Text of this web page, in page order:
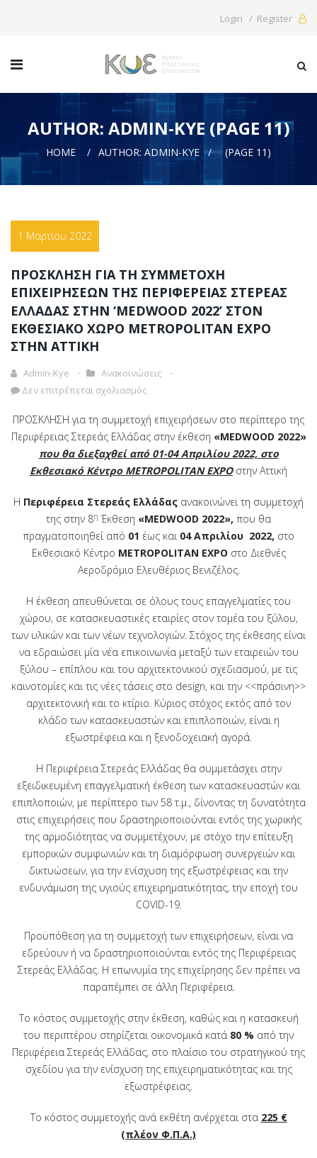
Login / Register
AUTHOR: ADMIN-KYE (PAGE 11)
HOME AUTHOR: ADMIN-KYE (PAGE 11)
1 Μαρτίου 2022
ΠΡΟΣΚΛΗΣΗ ΓΙΑ ΤΗ ΣΥΜΜΕΤΟΧΗ
ΕΠΙΧΕΙΡΗΣΕΩΝ ΤΗΣ ΠΕΡΙΦΕΡΕΙΑΣ ΣΤΕΡΕΑΣ
ΕΛΛΑΔΑΣ ΣΤΗΝ ‘MEDWOOD 2022’ ΣΤΟN
ΕΚΘΕΣΙΑΚΟ ΧΩΡΟ METROPOLITAN EXPO
ΣΤΗΝ ΑΤΤΙΚΗ
Admin-Kye
Ανακοινώσεις
Δεν επιτρέπεται σχολιασμός
ΠΡΟΣΚΛΗΣΗ για τη συμμετοχή επιχειρήσεων στο περίπτερο της
Περιφέρειας Στερεάς Ελλάδας στην έκθεση «MEDWOOD 2022»
που θα διεξαχθεί από 01-04 Απριλίου 2022, στο
Εκθεσιακό Κέντρο METROPOLITAN EXPOστην Αττική
H Περιφέρεια Στερεάς Ελλάδας ανακοινώνει τη συμμετοχή
της στην 8η Έκθεση «MEDWOOD 2022», που θα
πραγματοποιηθεί από 01 έως και 04 Απριλίου 2022, στο
Εκθεσιακό Κέντρο METROPOLITAN EXPO στο Διεθνές
Αεροδρόμιο Ελευθέριος Βενιζέλος.
Η έκθεση απευθύνεται σε όλους τους επαγγελματίες του
χώρου, σε κατασκευαστικές εταιρίες στον τομέα του ξύλου,
των υλικών και των νέων τεχνολογιών. Στόχος της έκθεσης είναι
να εδραιώσει μία νέα επικοινωνία μεταξύ των εταιρειών του
ξύλου – επίπλου και του αρχιτεκτονικού σχεδιασμού, με τις
καινοτομίες και τις νέες τάσεις στο design, και την <<πράσινη>>
αρχιτεκτονική και το κτίριο. Κύριος στόχος εκτός από τον
κλάδο των κατασκευαστών και επιπλοποιών, είναι η
εξωστρέφεια και η ξενοδοχειακή αγορά.
Η Περιφέρεια Στερεάς Ελλάδας θα συμμετάσχει στην
εξειδικευμένη επαγγελματική έκθεση των κατασκευαστών και
επιπλοποιών, με περίπτερο των 58 τ.μ., δίνοντας τη δυνατότητα
στις επιχειρήσεις που δραστηριοποιούνται εντός της χωρικής
της αρμοδιότητας να συμμετέχουν, με στόχο την επίτευξη
εμπορικών συμφωνιών και τη διαμόρφωση συνεργειών και
δικτυώσεων, για την ενίσχυση της εξωστρέφειας και την
ενδυνάμωση της υγιούς επιχειρηματικότητας, την εποχή του
COVID-19.
Προϋπόθεση για τη συμμετοχή των επιχειρήσεων, είναι να
εδρεύουν ή να δραστηριοποιούνται εντός της Περιφέρειας
Στερεάς Ελλάδας. Η επωνυμία της επιχείρησης δεν πρέπει να
παραπέμπει σε άλλη Περιφέρεια.
Το κόστος συμμετοχής στην έκθεση, καθώς και η κατασκευή
του περιπτέρου στηρίζεται οικονομικά κατά 80 % από την
Περιφέρεια Στερεάς Ελλάδας, στο πλαίσιο του στρατηγικού της
σχεδίου για την ενίσχυση της επιχειρηματικότητας και της
εξωστρέφειας.
Το κόστος συμμετοχής ανά εκθέτη ανέρχεται στα 225 €
(πλέον Φ.Π.Α.)